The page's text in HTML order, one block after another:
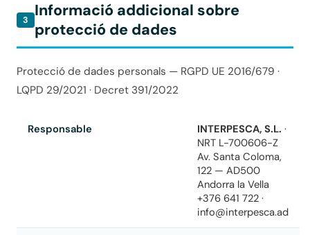
3
Informació addicional sobre
protecció de dades
Protecció de dades personals — RGPD UE 2016/679 ·
LQPD 29/2021 · Decret 391/2022
Responsable INTERPESCA, S.L. ·
NRT L-700606-Z
Av. Santa Coloma,
122 — AD500
Andorra la Vella
+376 641 722 ·
info@interpesca.ad